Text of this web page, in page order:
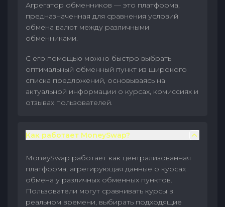
Агрегатор обменников — это платформа,
предназначенная для сравнения условий
обмена валют между различными
обменниками.
С его помощью можно быстро выбрать
оптимальный обменный пункт из широкого
списка предложений, основываясь на
актуальной информации о курсах, комиссиях и
отзывах пользователей.
Как работает MoneySwap?
MoneySwap работает как централизованная
платформа, агрегирующая данные о курсах
обмена у различных обменных пунктов.
Пользователи могут сравнивать курсы в
реальном времени, выбирать подходящие